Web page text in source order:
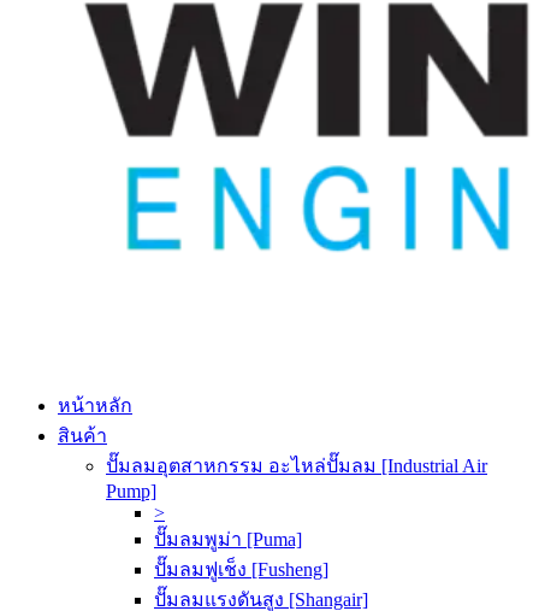
หน้าหลัก
สินค้า
ปั๊มลมอุตสาหกรรม อะไหล่ปั๊มลม [Industrial Air
Pump]
>
ปั๊มลมพูม่า [Puma]
ปั๊มลมฟูเช็ง [Fusheng]
ปั๊มลมแรงดันสูง [Shangair]